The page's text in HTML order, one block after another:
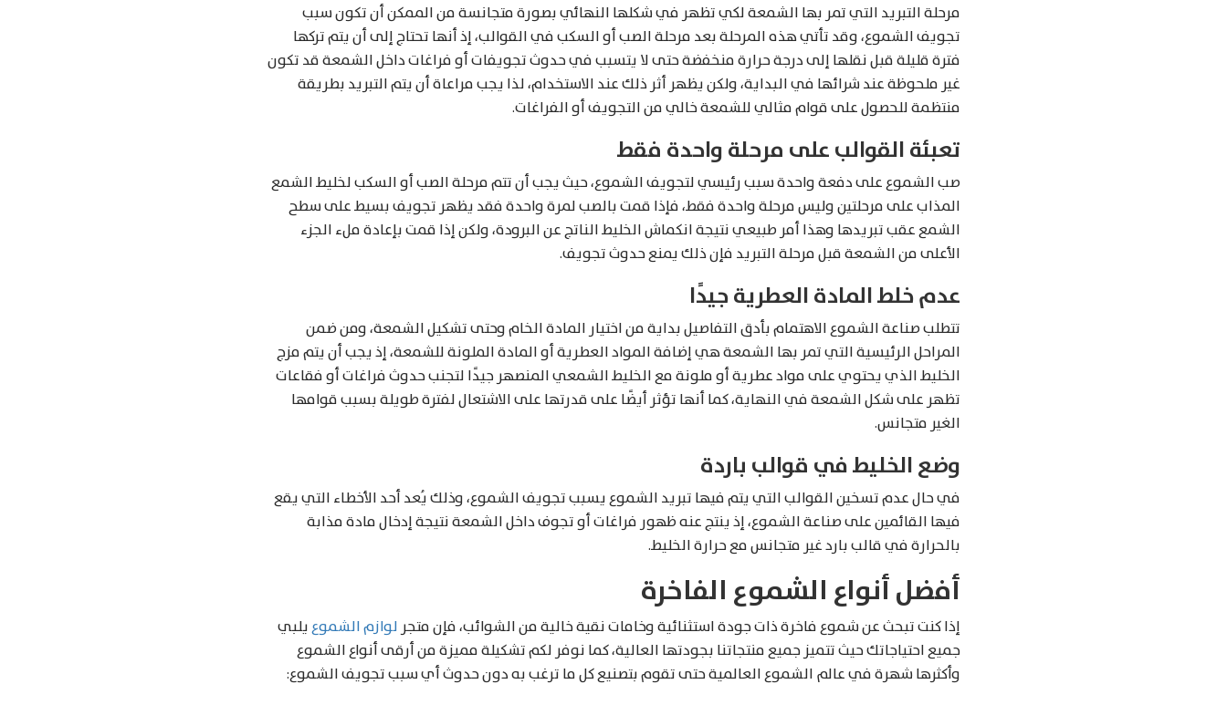
مرحلة التبريد التي تمر بها الشمعة لكي تظهر في شكلها النهائي بصورة متجانسة من الممكن أن تكون سبب
تجويف الشموع، وقد تأتي هذه المرحلة بعد مرحلة الصب أو السكب في القوالب، إذ أنها تحتاج إلى أن يتم تركها
فترة قليلة قبل نقلها إلى درجة حرارة منخفضة حتى لا يتسبب في حدوث تجويفات أو فراغات داخل الشمعة قد تكون
غير ملحوظة عند شرائها في البداية، ولكن يظهر أثر ذلك عند الاستخدام، لذا يجب مراعاة أن يتم التبريد بطريقة
منتظمة للحصول على قوام مثالي للشمعة خالي من التجويف أو الفراغات.
تعبئة القوالب على مرحلة واحدة فقط
صب الشموع على دفعة واحدة سبب رئيسي لتجويف الشموع، حيث يجب أن تتم مرحلة الصب أو السكب لخليط الشمع
المذاب على مرحلتين وليس مرحلة واحدة فقط، فإذا قمت بالصب لمرة واحدة فقد يظهر تجويف بسيط على سطح
الشمع عقب تبريدها وهذا أمر طبيعي نتيجة انكماش الخليط الناتج عن البرودة، ولكن إذا قمت بإعادة ملء الجزء
الأعلى من الشمعة قبل مرحلة التبريد فإن ذلك يمنع حدوث تجويف.
عدم خلط المادة العطرية جيدًا
تتطلب صناعة الشموع الاهتمام بأدق التفاصيل بداية من اختيار المادة الخام وحتى تشكيل الشمعة، ومن ضمن
المراحل الرئيسية التي تمر بها الشمعة هي إضافة المواد العطرية أو المادة الملونة للشمعة، إذ يجب أن يتم مزج
الخليط الذي يحتوي على مواد عطرية أو ملونة مع الخليط الشمعي المنصهر جيدًا لتجنب حدوث فراغات أو فقاعات
تظهر على شكل الشمعة في النهاية، كما أنها تؤثر أيضًا على قدرتها على الاشتعال لفترة طويلة بسبب قوامها
الغير متجانس.
وضع الخليط في قوالب باردة
في حال عدم تسخين القوالب التي يتم فيها تبريد الشموع يسبب تجويف الشموع، وذلك يُعد أحد الأخطاء التي يقع
فيها القائمين على صناعة الشموع، إذ ينتج عنه ظهور فراغات أو تجوف داخل الشمعة نتيجة إدخال مادة مذابة
بالحرارة في قالب بارد غير متجانس مع حرارة الخليط.
أفضل أنواع الشموع الفاخرة
إذا كنت تبحث عن شموع فاخرة ذات جودة استثنائية وخامات نقية خالية من الشوائب، فإن متجر لوازم الشموعيلبي
جميع احتياجاتك حيث تتميز جميع منتجاتنا بجودتها العالية، كما نوفر لكم تشكيلة مميزة من أرقى أنواع الشموع
وأكثرها شهرة في عالم الشموع العالمية حتى تقوم بتصنيع كل ما ترغب به دون حدوث أي سبب تجويف الشموع: